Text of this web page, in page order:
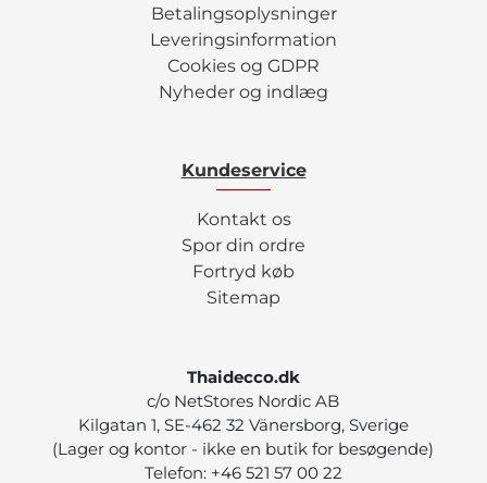
Betalingsoplysninger
Leveringsinformation
Cookies og GDPR
Nyheder og indlæg
Kundeservice
Kontakt os
Spor din ordre
Fortryd køb
Sitemap
Thaidecco.dk
c/o NetStores Nordic AB
Kilgatan 1, SE-462 32 Vänersborg, Sverige
(Lager og kontor - ikke en butik for besøgende)
Telefon: +46 521 57 00 22